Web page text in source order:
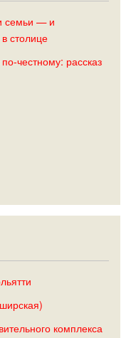
семьи — и
столице
честному: рассказ
комплекса